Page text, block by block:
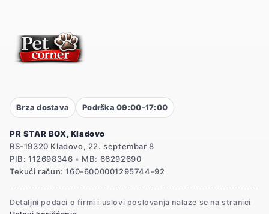
Brza dostava Podrška 09:00-17:00
PR STAR BOX, Kladovo
RS-19320 Kladovo, 22. septembar 8
PIB: 112698346 • MB: 66292690
Tekući račun: 160-6000001295744-92
Detaljni podaci o firmi i uslovi poslovanja nalaze se na stranici